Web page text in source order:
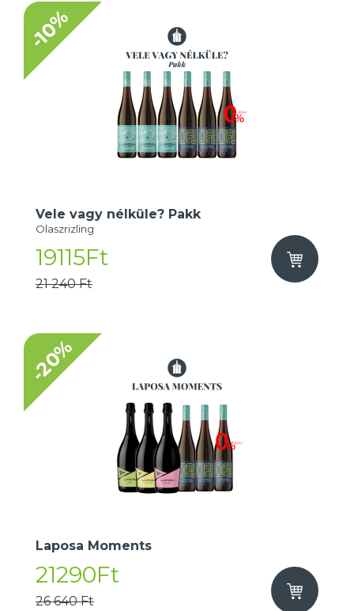
-10%
Vele vagy nélküle? Pakk
Olaszrizling
19115Ft
21 240 Ft
-20%
Laposa Moments
21290Ft
26 640 Ft